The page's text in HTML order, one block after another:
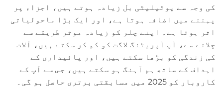
کی وجہ سے یوٹیلیٹی بل زیادہ ہوتے ہیں، اجزاء پر
پہننے میں اضافہ ہوتا ہے، اور ایک بڑا ماحولیاتی
اثر ہوتا ہے۔ اپنے چلر کو زیادہ موثر طریقے سے
چلانے سے، آپ آپریٹنگ لاگت کو کم کر سکتے ہیں، آلات
کی زندگی کو بڑھا سکتے ہیں، اور پائیداری کے
اہداف کے ساتھ ہم آہنگ ہو سکتے ہیں، جس سے آپ کے
کاروبار کو 2025 میں مسابقتی برتری حاصل ہو گی۔